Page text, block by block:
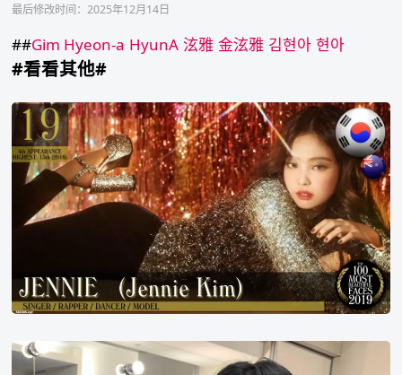
最后修改时间：2025年12月14日
##Gim Hyeon-a HyunA 泫雅 金泫雅 김현아 현아
#看看其他#
2019
年
世
界
大
第
19
momo